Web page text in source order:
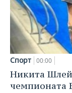
Спорт 00:00
Никита
чемпионата